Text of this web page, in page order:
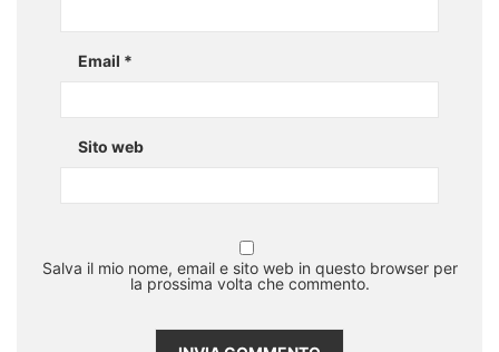
Email *
Sito web
Salva il mio nome, email e sito web in questo browser per
la prossima volta che commento.